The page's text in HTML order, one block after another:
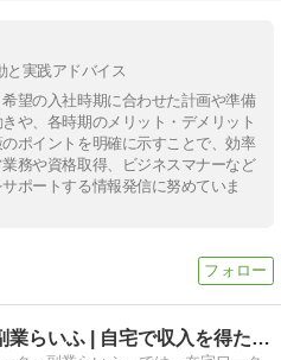
と実践アドバイス
望の入社時期に合わせた計画や準備
や、各時期のメリット・デメリット
ポイントを明確に示すことで、効率
務や資格取得、ビジネスマナーなど
ポートする情報発信に努めていま
在宅ワーク・副業らいふ | 自宅で収入を得たい人のために